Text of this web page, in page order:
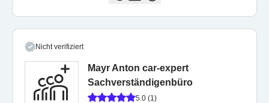
Nicht verifiziert
Mayr Anton car-expert
Sachverständigenbüro
5.0 (1)